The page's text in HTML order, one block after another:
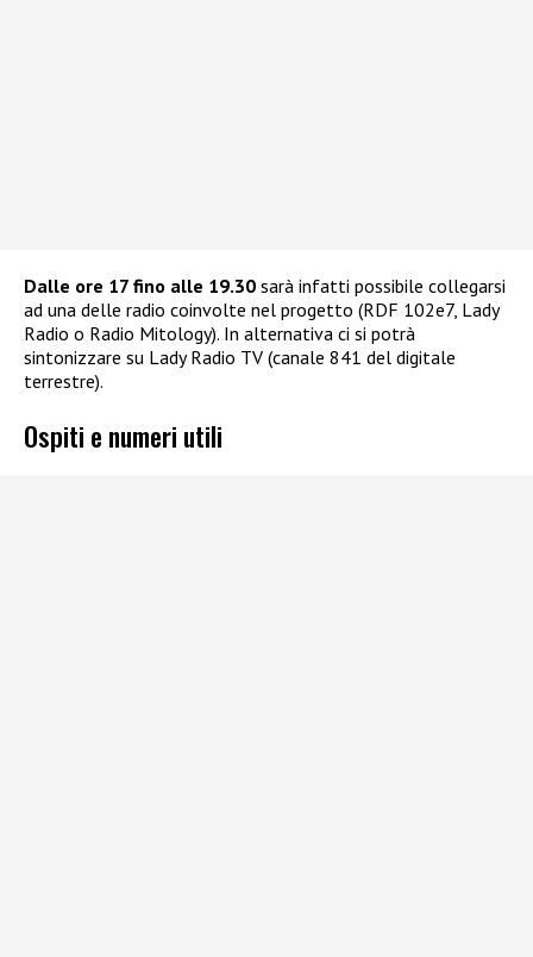
Dalle ore 17 fino alle 19.30 sarà infatti possibile collegarsi
ad una delle radio coinvolte nel progetto (RDF 102e7, Lady
Radio o Radio Mitology). In alternativa ci si potrà
sintonizzare su Lady Radio TV (canale 841 del digitale
terrestre).
Ospiti e numeri utili